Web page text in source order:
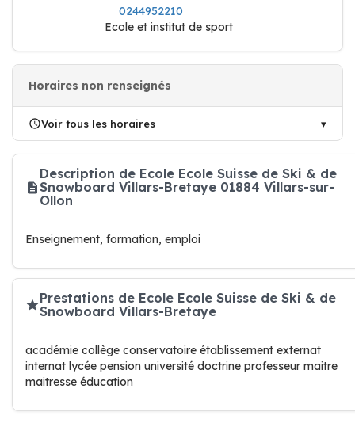
0244952210
Ecole et institut de sport
Horaires non renseignés
Voir tous les horaires
Description de Ecole Ecole Suisse de Ski & de
Snowboard Villars-Bretaye 01884 Villars-sur-
Ollon
Enseignement, formation, emploi
Prestations de Ecole Ecole Suisse de Ski & de
Snowboard Villars-Bretaye
académie collège conservatoire établissement externat
internat lycée pension université doctrine professeur maitre
maitresse éducation